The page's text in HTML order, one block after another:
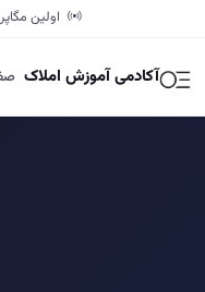
اولین
آکادمی آموزش املاک